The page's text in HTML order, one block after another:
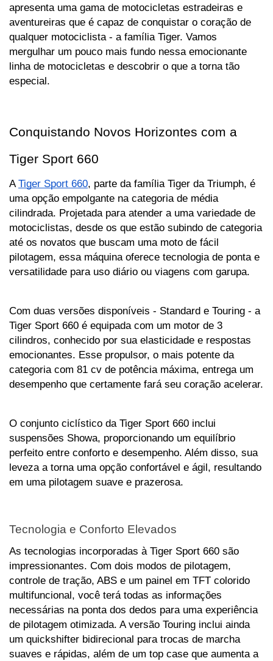
apresenta uma gama de motocicletas estradeiras e
aventureiras que é capaz de conquistar o coração de
qualquer motociclista - a família Tiger. Vamos
mergulhar um pouco mais fundo nessa emocionante
linha de motocicletas e descobrir o que a torna tão
especial.
Conquistando Novos Horizontes com a
Tiger Sport 660
A Tiger Sport 660, parte da família Tiger da Triumph, é
uma opção empolgante na categoria de média
cilindrada. Projetada para atender a uma variedade de
motociclistas, desde os que estão subindo de categoria
até os novatos que buscam uma moto de fácil
pilotagem, essa máquina oferece tecnologia de ponta e
versatilidade para uso diário ou viagens com garupa.
Com duas versões disponíveis - Standard e Touring - a
Tiger Sport 660 é equipada com um motor de 3
cilindros, conhecido por sua elasticidade e respostas
emocionantes. Esse propulsor, o mais potente da
categoria com 81 cv de potência máxima, entrega um
desempenho que certamente fará seu coração acelerar.
O conjunto ciclístico da Tiger Sport 660 inclui
suspensões Showa, proporcionando um equilíbrio
perfeito entre conforto e desempenho. Além disso, sua
leveza a torna uma opção confortável e ágil, resultando
em uma pilotagem suave e prazerosa.
Tecnologia e Conforto Elevados
As tecnologias incorporadas à Tiger Sport 660 são
impressionantes. Com dois modos de pilotagem,
controle de tração, ABS e um painel em TFT colorido
multifuncional, você terá todas as informações
necessárias na ponta dos dedos para uma experiência
de pilotagem otimizada. A versão Touring inclui ainda
um quickshifter bidirecional para trocas de marcha
suaves e rápidas, além de um top case que aumenta a